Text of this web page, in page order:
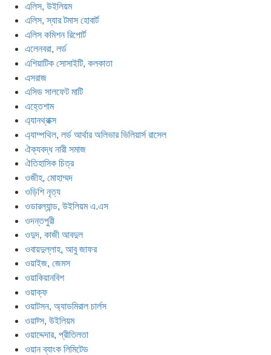
এলিস, উইলিয়ম
এলিস, স্যার টমাস হোবার্ট
এলিস কমিশন রিপোর্ট
এলেনবরা, লর্ড
এশিয়াটিক সোসাইটি, কলকাতা
এসরাজ
এসিড সালফেট মাটি
এহ্তেশাম
এ্যানথ্রাক্স
এ্যাম্পথিল, লর্ড আর্থার অলিভার ভিলিয়ার্স রাসেল
ঐক্যবদ্ধ নারী সমাজ
ঐতিহাসিক চিত্র
ওজীহ, মোহাম্মদ
ওড়িশি নৃত্য
ওডারল্যান্ড, উইলিয়ম এ.এস
ওদন্তপুরী
ওদুদ, কাজী আবদুল
ওবায়দুল্লাহ, আবু জাফর
ওয়াইজ, জেমস
ওয়াকিয়ানবিশ
ওয়াক্ফ
ওয়াটসন, অ্যাডমিরাল চার্লস
ওয়াট্স, উইলিয়ম
ওয়াদ্দেদার, প্রীতিলতা
ওয়ান ব্যাংক লিমিটেড